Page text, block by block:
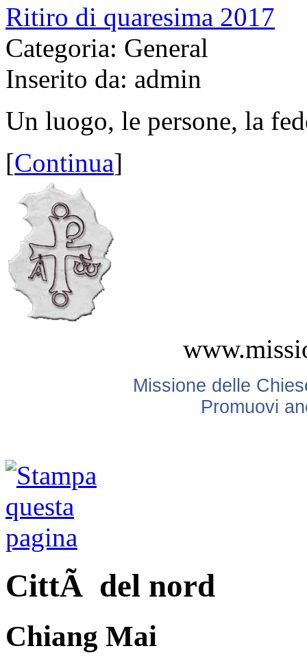
Ritiro di quaresima 2017
Categoria: General
Inserito da: admin
Un luogo, le persone, la
[Continua]
Missione delle
Promuovi
CittÃ del nord
Chiang Mai